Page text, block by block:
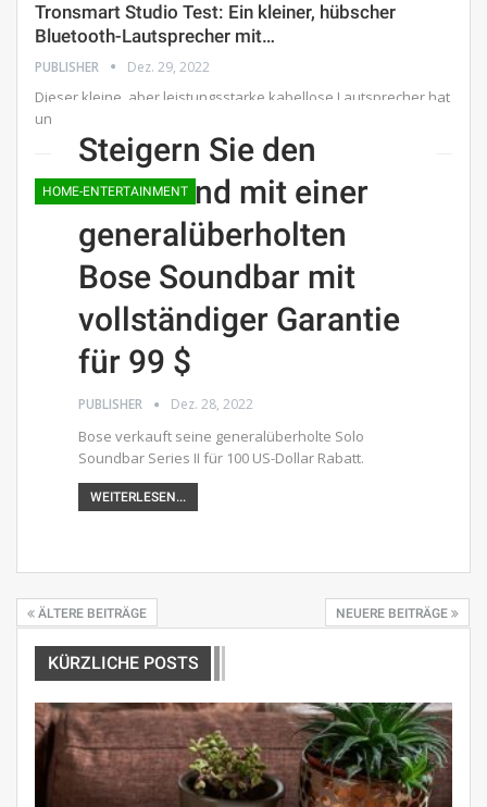
Tronsmart Studio Test: Ein kleiner, hübscher
Bluetooth-Lautsprecher mit…
PUBLISHER Dez. 29, 2022
Dieser kleine, aber leistungsstarke kabellose Lautsprecher hat
unsere Erwartungen an die Wiedergabetreue…
HOME-ENTERTAINMENT
Steigern Sie den
Filmabend mit einer
generalüberholten
Bose Soundbar mit
vollständiger Garantie
für 99 $
PUBLISHER Dez. 28, 2022
Bose verkauft seine generalüberholte Solo
Soundbar Series II für 100 US-Dollar Rabatt.
WEITERLESEN...
ÄLTERE BEITRÄGE NEUERE BEITRÄGE
KÜRZLICHE POSTS